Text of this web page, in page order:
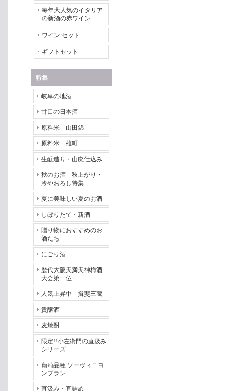
毎年大人気のイタリア
の新酒の赤ワイン
ワイン:セット
ギフトセット
特集
岐阜の地酒
甘口の日本酒
原料米 山田錦
原料米 雄町
生酛造り・山廃仕込み
秋のお酒 秋上がり・
冷やおろし特集
夏に美味しい夏のお酒
しぼりたて・新酒
贈り物におすすめのお
酒たち
にごり酒
歴代大阪天満天神梅酒
大会第一位
人気上昇中 揖斐三蔵
貴醸酒
麦焼酎
限定!!小左衛門の直汲み
シリーズ
葡萄品種 ソーヴィニヨ
ンブラン
直汲み・直詰め